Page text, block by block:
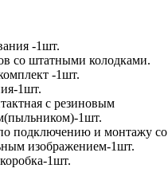
-1шт.
со штатными колодками.
-1шт.
1шт.
с резиновым
1шт.
подключению и монтажу со
изображением-1шт.
1шт.